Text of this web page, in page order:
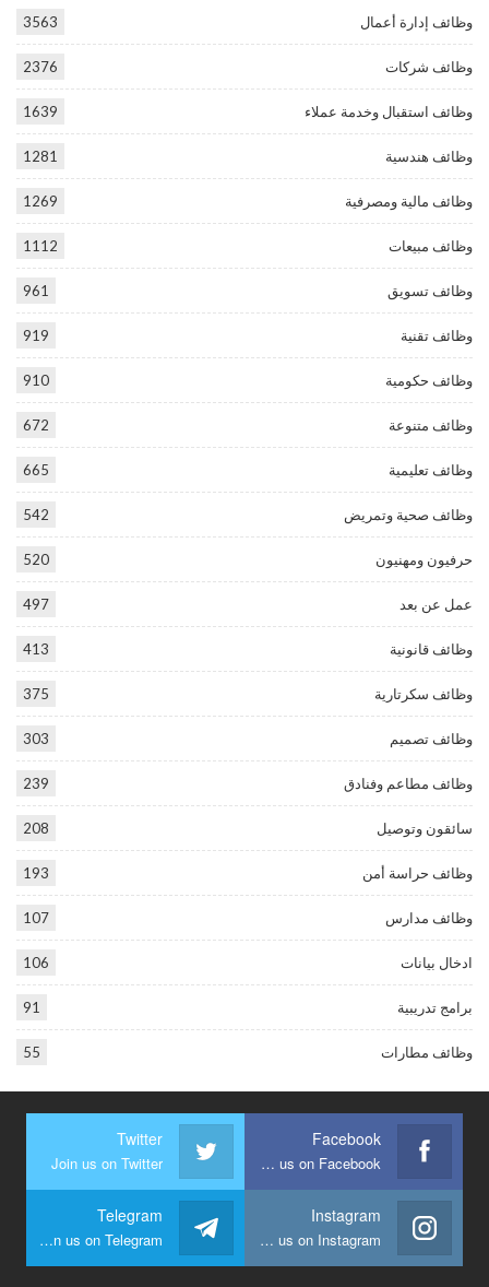
وظائف إدارة أعمال 3563
وظائف شركات 2376
وظائف استقبال وخدمة عملاء 1639
وظائف هندسية 1281
وظائف مالية ومصرفية 1269
وظائف مبيعات 1112
وظائف تسويق 961
وظائف تقنية 919
وظائف حكومية 910
وظائف متنوعة 672
وظائف تعليمية 665
وظائف صحية وتمريض 542
حرفيون ومهنيون 520
عمل عن بعد 497
وظائف قانونية 413
وظائف سكرتارية 375
وظائف تصميم 303
وظائف مطاعم وفنادق 239
سائقون وتوصيل 208
وظائف حراسة أمن 193
وظائف مدارس 107
ادخال بيانات 106
برامج تدريبية 91
وظائف مطارات 55
Facebook
Join us on Facebook
Twitter
Join us on Twitter
Instagram
Join us on Instagram
Telegram
Join us on Telegram